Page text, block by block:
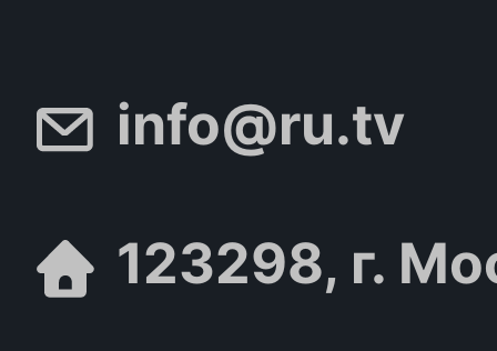
info@ru.tv
123298, г.